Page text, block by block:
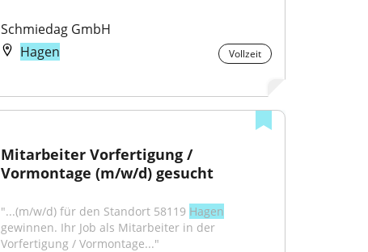
Schmiedag GmbH
Hagen
Vollzeit
Mitarbeiter Vorfertigung /
Vormontage (m/w/d) gesucht
"...(m/w/d) für den Standort 58119 Hagen
gewinnen. Ihr Job als Mitarbeiter in der
Vorfertigung / Vormontage..."